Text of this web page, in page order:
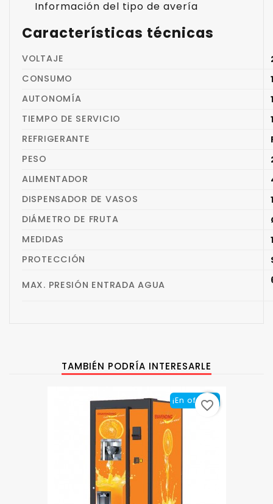
Información del tipo de avería
Características técnicas
VOLTAJE
CONSUMO
AUTONOMÍA
TIEMPO DE SERVICIO
REFRIGERANTE
PESO
ALIMENTADOR
DISPENSADOR DE VASOS
DIÁMETRO DE FRUTA
MEDIDAS
PROTECCIÓN
MAX. PRESIÓN ENTRADA AGUA
TAMBIÉN PODRÍA INTERESARLE
¡En oferta!
favorite_border